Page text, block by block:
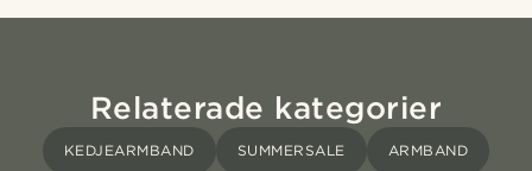
Relaterade kategorier
KEDJEARMBAND SUMMERSALE ARMBAND